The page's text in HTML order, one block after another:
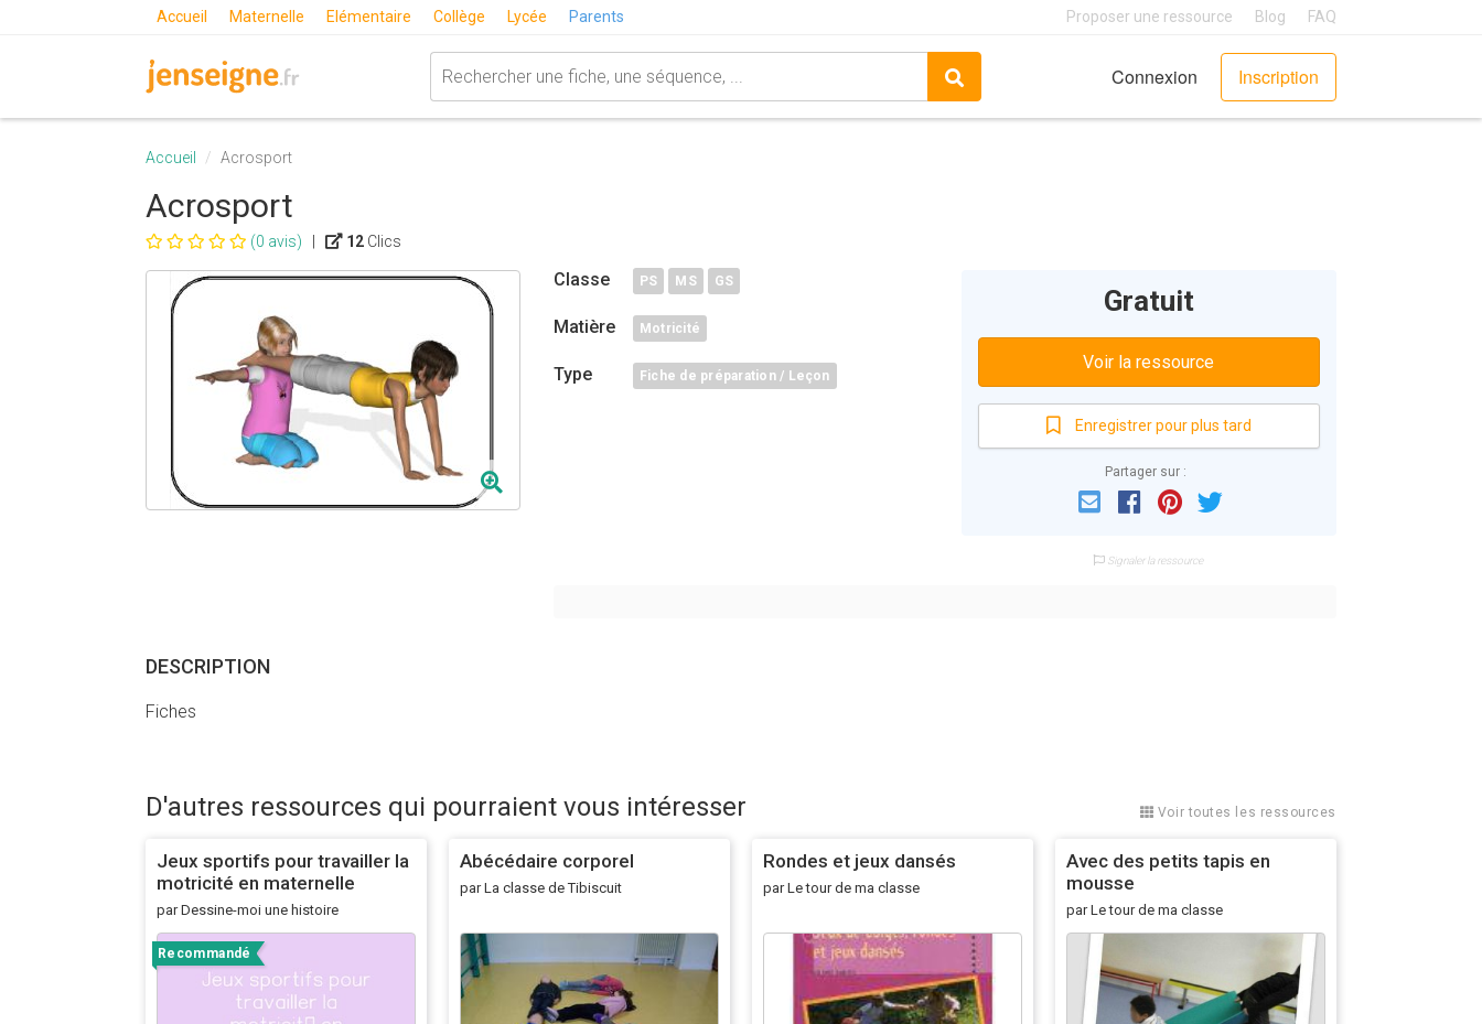
Accueil Maternelle Elémentaire Collège Lycée Parents Proposer une ressource Blog FAQ
Connexion Inscription
Accueil Acrosport
Acrosport
(0 avis) 12 Clics
Classe PS MS GS
Matière Motricité
Type Fiche de préparation / Leçon
Gratuit
Voir la ressource
Enregistrer pour plus tard
Partager sur :
EmailFacebook
Pinterest
Signaler la ressource
DESCRIPTION
Fiches
Voir toutes les ressources
D'autres ressources qui pourraient vous intéresser
Jeux sportifs pour travailler la
motricité en maternelle
Navigation de commentaire
Navigation de commentaire
par Dessine-moi une histoire
Recommandé
Abécédaire corporel
par La classe de Tibiscuit
Rondes et jeux dansés
par Le tour de ma classe
Avec des petits tapis en
mousse
par Le tour de ma classe